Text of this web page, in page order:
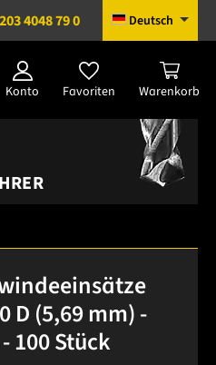
4048 79 0 Deutsch
Konto Favoriten Warenkorb
D (5,69 mm) -
100 Stück